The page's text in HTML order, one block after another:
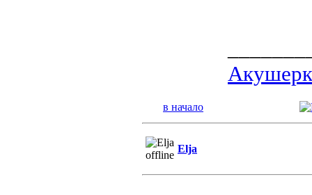
в начало
Elja